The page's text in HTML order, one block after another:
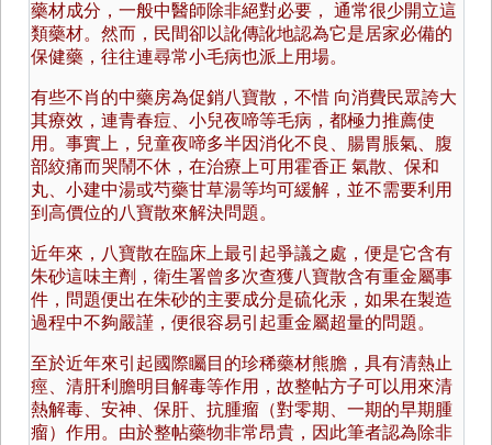
藥材成分，一般中醫師除非絕對必要， 通常很少開立這
類藥材。然而，民間卻以訛傳訛地認為它是居家必備的
保健藥，往往連尋常小毛病也派上用場。
有些不肖的中藥房為促銷八寶散，不惜 向消費民眾誇大
其療效，連青春痘、小兒夜啼等毛病，都極力推薦使
用。事實上，兒童夜啼多半因消化不良、腸胃脹氣、腹
部絞痛而哭鬧不休，在治療上可用霍香正 氣散、保和
丸、小建中湯或芍藥甘草湯等均可緩解，並不需要利用
到高價位的八寶散來解決問題。
近年來，八寶散在臨床上最引起爭議之處，便是它含有
朱砂這味主劑，衛生署曾多次查獲八寶散含有重金屬事
件，問題便出在朱砂的主要成分是硫化汞，如果在製造
過程中不夠嚴謹，便很容易引起重金屬超量的問題。
至於近年來引起國際矚目的珍稀藥材熊膽，具有清熱止
痙、清肝利膽明目解毒等作用，故整帖方子可以用來清
熱解毒、安神、保肝、抗腫瘤（對零期、一期的早期腫
瘤）作用。由於整帖藥物非常昂貴，因此筆者認為除非